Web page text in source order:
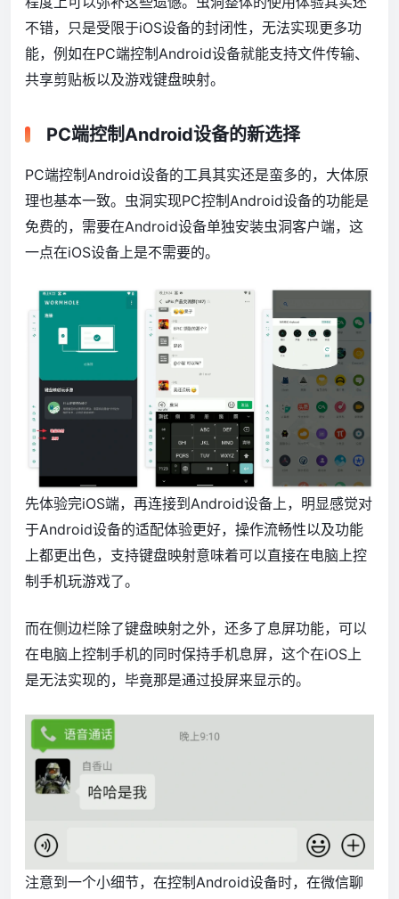
不错，只是受限于iOS设备的封闭性，无法实现更多功
能，例如在PC端控制Android设备就能支持文件传输、
共享剪贴板以及游戏键盘映射。
PC端控制Android设备的新选择
PC端控制Android设备的工具其实还是蛮多的，大体原
理也基本一致。虫洞实现PC控制Android设备的功能是
免费的，需要在Android设备单独安装虫洞客户端，这
一点在iOS设备上是不需要的。
先体验完iOS端，再连接到Android设备上，明显感觉对
于Android设备的适配体验更好，操作流畅性以及功能
上都更出色，支持键盘映射意味着可以直接在电脑上控
制手机玩游戏了。
而在侧边栏除了键盘映射之外，还多了息屏功能，可以
在电脑上控制手机的同时保持手机息屏，这个在iOS上
是无法实现的，毕竟那是通过投屏来显示的。
注意到一个小细节，在控制Android设备时，在微信聊